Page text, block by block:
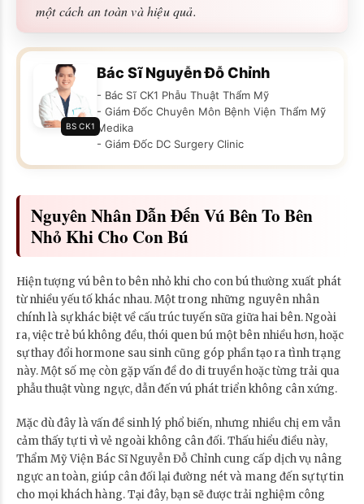
một cách an toàn và hiệu quả.
BS CK1
Bác Sĩ Nguyễn Đỗ Chỉnh
- Bác Sĩ CK1 Phẫu Thuật Thẩm Mỹ
- Giám Đốc Chuyên Môn Bệnh Viện Thẩm Mỹ
Medika
- Giám Đốc DC Surgery Clinic
Nguyên Nhân Dẫn Đến Vú Bên To Bên
Nhỏ Khi Cho Con Bú
Hiện tượng vú bên to bên nhỏ khi cho con bú thường xuất phát
từ nhiều yếu tố khác nhau. Một trong những nguyên nhân
chính là sự khác biệt về cấu trúc tuyến sữa giữa hai bên. Ngoài
ra, việc trẻ bú không đều, thói quen bú một bên nhiều hơn, hoặc
sự thay đổi hormone sau sinh cũng góp phần tạo ra tình trạng
này. Một số mẹ còn gặp vấn đề do di truyền hoặc từng trải qua
phẫu thuật vùng ngực, dẫn đến vú phát triển không cân xứng.
Mặc dù đây là vấn đề sinh lý phổ biến, nhưng nhiều chị em vẫn
cảm thấy tự ti vì vẻ ngoài không cân đối. Thấu hiểu điều này,
Thẩm Mỹ Viện Bác Sĩ Nguyễn Đỗ Chỉnh cung cấp dịch vụ nâng
ngực an toàn, giúp cân đối lại đường nét và mang đến sự tự tin
cho mọi khách hàng. Tại đây, bạn sẽ được trải nghiệm công